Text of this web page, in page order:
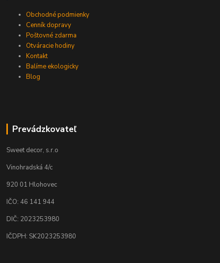
Obchodné podmienky
Cenník dopravy
Poštovné zdarma
Otváracie hodiny
Kontakt
Balíme ekologicky
Blog
Prevádzkovateľ
Sweet decor, s.r.o
Vinohradská 4/c
920 01 Hlohovec
IČO: 46 141 944
DIČ: 2023253980
IČDPH: SK2023253980